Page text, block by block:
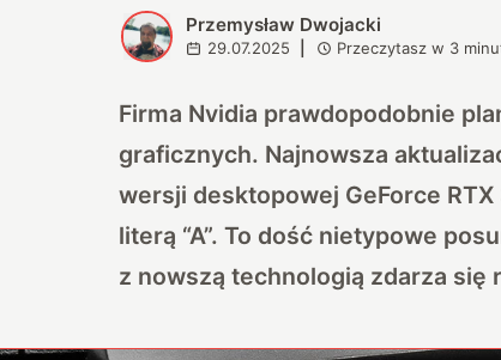
P Przemysław Dwojacki
29.07.2025 Przeczytasz w 3
Firma Nvidia prawdopodobnie
graficznych. Najnowsza
wersji desktopowej GeForce
literą “A”. To dość nietypowe
z nowszą technologią zdarza się